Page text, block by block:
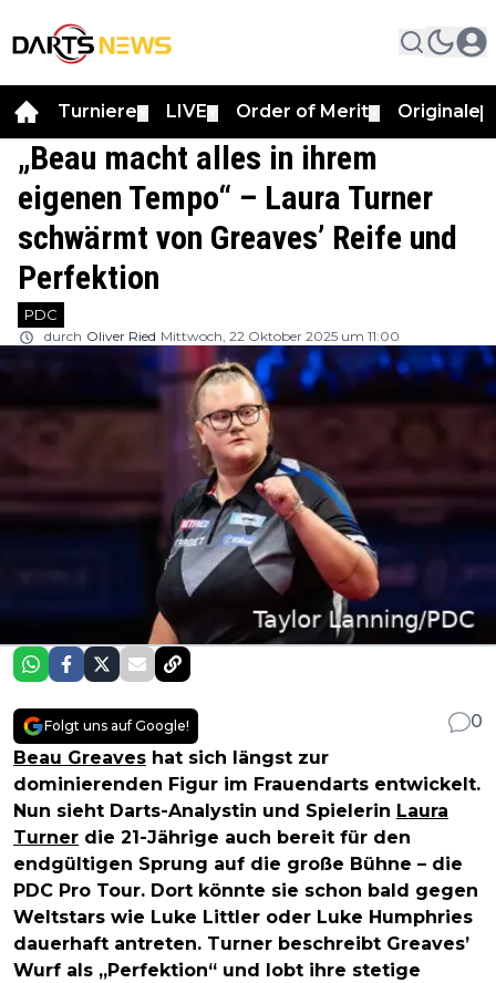
Turniere LIVE Order of Merit Originale
„Beau macht alles in ihrem
eigenen Tempo“ – Laura Turner
schwärmt von Greaves’ Reife und
Perfektion
PDC
durch Oliver Ried Mittwoch, 22 Oktober 2025 um 11:00
Folgt uns auf Google!
0
Beau Greaves hat sich längst zur
dominierenden Figur im Frauendarts entwickelt.
Nun sieht Darts-Analystin und Spielerin Laura
Turner die 21-Jährige auch bereit für den
endgültigen Sprung auf die große Bühne – die
PDC Pro Tour. Dort könnte sie schon bald gegen
Weltstars wie Luke Littler oder Luke Humphries
dauerhaft antreten. Turner beschreibt Greaves’
Wurf als „Perfektion“ und lobt ihre stetige